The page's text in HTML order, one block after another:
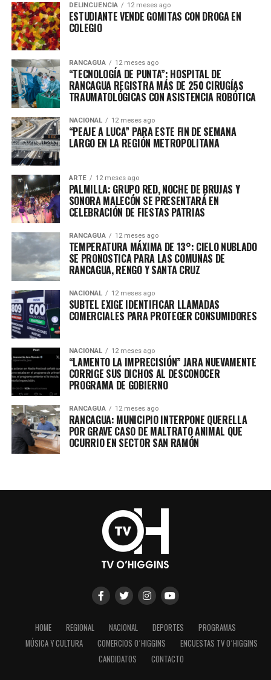
DELINCUENCIA 12 meses ago
ESTUDIANTE VENDE GOMITAS CON DROGA EN
COLEGIO
RANCAGUA 12 meses ago
“TECNOLOGÍA DE PUNTA”: HOSPITAL DE
RANCAGUA REGISTRA MÁS DE 250 CIRUGÍAS
TRAUMATOLÓGICAS CON ASISTENCIA ROBÓTICA
NACIONAL 12 meses ago
“PEAJE A LUCA” PARA ESTE FIN DE SEMANA
LARGO EN LA REGIÓN METROPOLITANA
ARTE 12 meses ago
PALMILLA: GRUPO RED, NOCHE DE BRUJAS Y
SONORA MALECÓN SE PRESENTARÁ EN
CELEBRACIÓN DE FIESTAS PATRIAS
RANCAGUA 12 meses ago
TEMPERATURA MÁXIMA DE 13°: CIELO NUBLADO
SE PRONOSTICA PARA LAS COMUNAS DE
RANCAGUA, RENGO Y SANTA CRUZ
NACIONAL 12 meses ago
SUBTEL EXIGE IDENTIFICAR LLAMADAS
COMERCIALES PARA PROTEGER CONSUMIDORES
NACIONAL 12 meses ago
“LAMENTO LA IMPRECISIÓN” JARA NUEVAMENTE
CORRIGE SUS DICHOS AL DESCONOCER
PROGRAMA DE GOBIERNO
RANCAGUA 12 meses ago
RANCAGUA: MUNICIPIO INTERPONE QUERELLA
POR GRAVE CASO DE MALTRATO ANIMAL QUE
OCURRIO EN SECTOR SAN RAMÓN
HOME REGIONAL NACIONAL DEPORTES
PROGRAMAS
MÚSICA Y CULTURA
COMERCIOS O´HIGGINS
ENCUESTAS TV O´HIGGINS
CANDIDATOS
CONTACTO